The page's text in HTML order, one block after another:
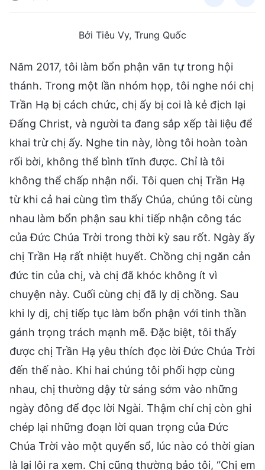
Bởi Tiêu Vy, Trung Quốc
Năm 2017, tôi làm bổn phận văn tự trong hội
thánh. Trong một lần nhóm họp, tôi nghe nói chị
Trần Hạ bị cách chức, chị ấy bị coi là kẻ địch lại
Đấng Christ, và người ta đang sắp xếp tài liệu để
khai trừ chị ấy. Nghe tin này, lòng tôi hoàn toàn
rối bời, không thể bình tĩnh được. Chỉ là tôi
không thể chấp nhận nổi. Tôi quen chị Trần Hạ
từ khi cả hai cùng tìm thấy Chúa, chúng tôi cùng
nhau làm bổn phận sau khi tiếp nhận công tác
của Đức Chúa Trời trong thời kỳ sau rốt. Ngày ấy
chị Trần Hạ rất nhiệt huyết. Chồng chị ngăn cản
đức tin của chị, và chị đã khóc không ít vì
chuyện này. Cuối cùng chị đã ly dị chồng. Sau
khi ly dị, chị tiếp tục làm bổn phận với tinh thần
gánh trọng trách mạnh mẽ. Đặc biệt, tôi thấy
được chị Trần Hạ yêu thích đọc lời Đức Chúa Trời
đến thế nào. Khi hai chúng tôi phối hợp cùng
nhau, chị thường dậy từ sáng sớm vào những
ngày đông để đọc lời Ngài. Thậm chí chị còn ghi
chép lại những đoạn lời quan trọng của Đức
Chúa Trời vào một quyển sổ, lúc nào có thời gian
là lại lôi ra xem. Chị cũng thường bảo tôi, “Chị em